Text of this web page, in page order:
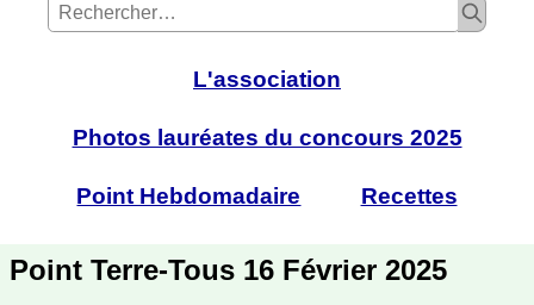
L'association
Photos lauréates du concours 2025
Point Hebdomadaire Recettes
Point Terre-Tous 16 Février 2025